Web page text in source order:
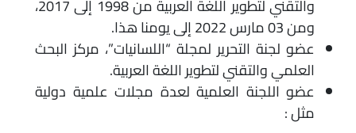
والتقني لتطوير اللغة العربية من 1998 إلى 2017،
ومن 03 مارس 2022 إلى يومنا هذا.
عضو لجنة التحرير لمجلة “اللسانيات”، مركز البحث
العلمي والتقني لتطوير اللغة العربية.
عضو اللجنة العلمية لعدة مجلات علمية دولية
مثل :